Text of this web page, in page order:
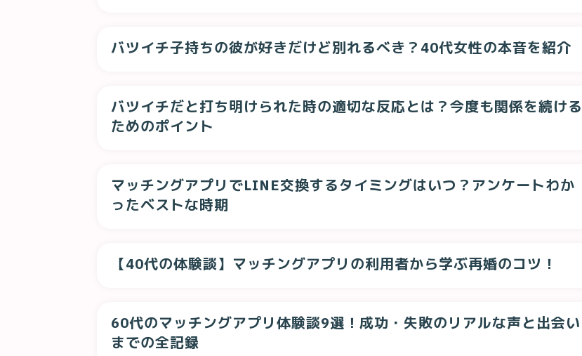
バツイチ子持ちの彼が好きだけど別れるべき？40代女性の本音を紹介
バツイチだと打ち明けられた時の適切な反応とは？今度も関係を続ける
ためのポイント
マッチングアプリでLINE交換するタイミングはいつ？アンケートわか
ったベストな時期
【40代の体験談】マッチングアプリの利用者から学ぶ再婚のコツ！
60代のマッチングアプリ体験談9選！成功・失敗のリアルな声と出会い
までの全記録